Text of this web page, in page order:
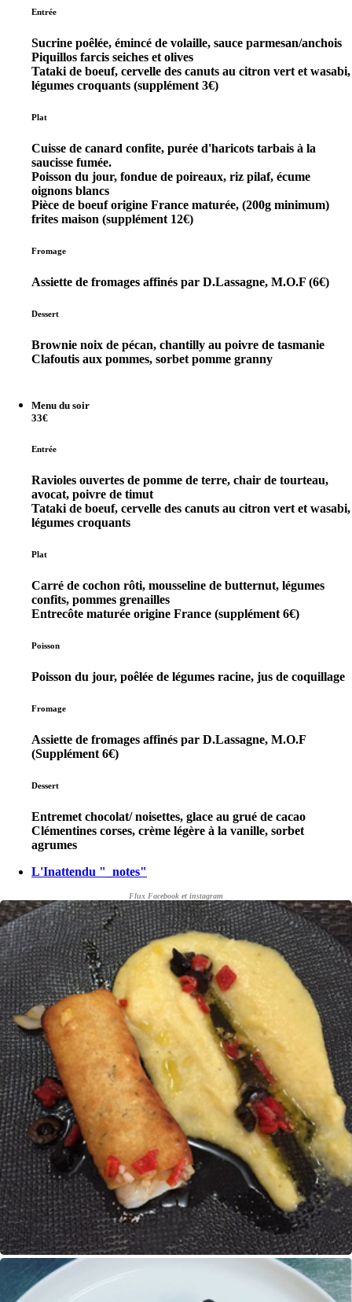
Entrée
Sucrine poêlée, émincé de volaille, sauce parmesan/anchois
Piquillos farcis seiches et olives
Tataki de boeuf, cervelle des canuts au citron vert et wasabi,
légumes croquants (supplément 3€)
Plat
Cuisse de canard confite, purée d'haricots tarbais à la
saucisse fumée.
Poisson du jour, fondue de poireaux, riz pilaf, écume
oignons blancs
Pièce de boeuf origine France maturée, (200g minimum)
frites maison (supplément 12€)
Fromage
Assiette de fromages affinés par D.Lassagne, M.O.F (6€)
Dessert
Brownie noix de pécan, chantilly au poivre de tasmanie
Clafoutis aux pommes, sorbet pomme granny
Menu du soir
33€
Entrée
Ravioles ouvertes de pomme de terre, chair de tourteau,
avocat, poivre de timut
Tataki de boeuf, cervelle des canuts au citron vert et wasabi,
légumes croquants
Plat
Carré de cochon rôti, mousseline de butternut, légumes
confits, pommes grenailles
Entrecôte maturée origine France (supplément 6€)
Poisson
Poisson du jour, poêlée de légumes racine, jus de coquillage
Fromage
Assiette de fromages affinés par D.Lassagne, M.O.F
(Supplément 6€)
Dessert
Entremet chocolat/ noisettes, glace au grué de cacao
Clémentines corses, crème légère à la vanille, sorbet
agrumes
L'Inattendu "_notes"
Flux Facebook et instagram